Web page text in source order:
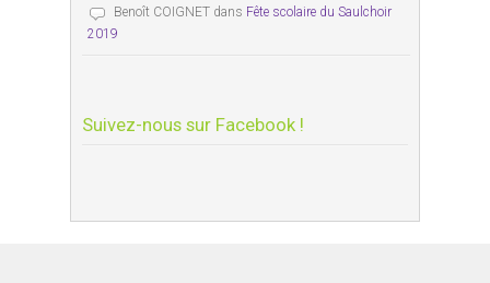
Benoît COIGNET dans Fête scolaire du Saulchoir
2019
Suivez-nous sur Facebook !